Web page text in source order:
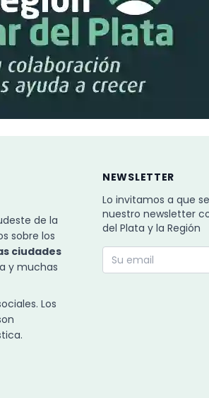
de la
sobre los
ciudades
y muchas
Los
NEWSLETTER
Lo invitamos a que
nuestro newsletter
del Plata y la Región